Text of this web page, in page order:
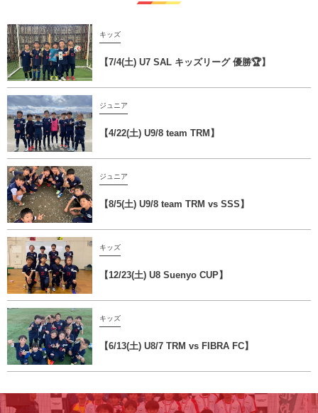
キッズ
【7/4(土) U7 SAL キッズリーグ 優勝🏆】
ジュニア
【4/22(土) U9/8 team TRM】
ジュニア
【8/5(土) U9/8 team TRM vs SSS】
キッズ
【12/23(土) U8 Suenyo CUP】
キッズ
【6/13(土) U8/7 TRM vs FIBRA FC】